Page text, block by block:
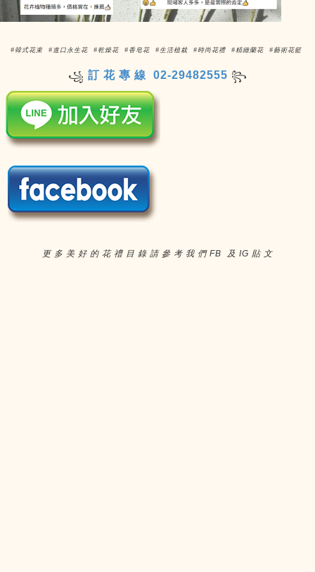
#韓式花束 #進口永生花 #乾燥花 #香皂花 #生活植栽 #時尚花禮 #精緻蘭花 #藝術花籃
꧁ 訂 花 專 線 02-29482555 ꧂
更 多 美 好 的 花 禮 目 錄 請 參 考 我 們 FB 及 IG 貼 文